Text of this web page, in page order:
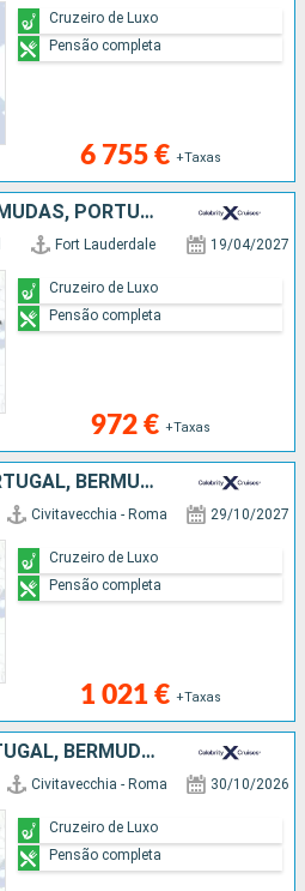
6 755 € +Taxas
Cruzeiro de Luxo
Pensão completa
ESTADOS UNIDOS, BERMUDAS, PORTUGAL, ESPANHA, ITÁLIA
Fort Lauderdale 19/04/2027
972 € +Taxas
Cruzeiro de Luxo
Pensão completa
ITÁLIA, GIBRALTAR, PORTUGAL, BERMUDAS, ESTADOS UNIDOS
Civitavecchia - Roma 29/10/2027
1 021 € +Taxas
Cruzeiro de Luxo
Pensão completa
ITÁLIA, ESPANHA, PORTUGAL, BERMUDAS, ESTADOS UNIDOS
Civitavecchia - Roma 30/10/2026
Cruzeiro de Luxo
Pensão completa